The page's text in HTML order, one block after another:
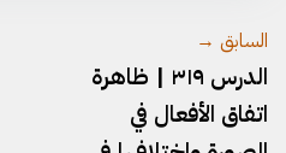
السابق →
الدرس ٣١٩ | ظاهرة
اتفاق الأفعال في